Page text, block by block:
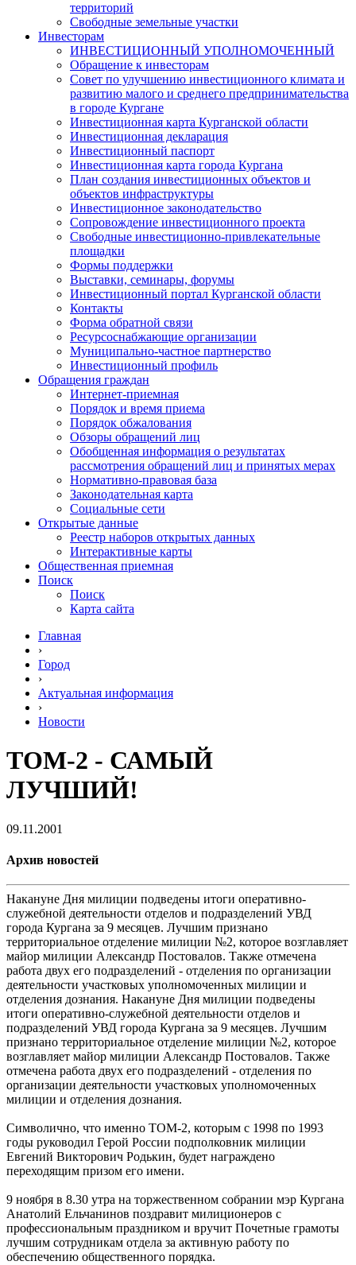
территорий
Свободные земельные участки
Инвесторам
ИНВЕСТИЦИОННЫЙ УПОЛНОМОЧЕННЫЙ
Обращение к инвесторам
Совет по улучшению инвестиционного климата и
развитию малого и среднего предпринимательства
в городе Кургане
Инвестиционная карта Курганской области
Инвестиционная декларация
Инвестиционный паспорт
Инвестиционная карта города Кургана
План создания инвестиционных объектов и
объектов инфраструктуры
Инвестиционное законодательство
Сопровождение инвестиционного проекта
Свободные инвестиционно-привлекательные
площадки
Формы поддержки
Выставки, семинары, форумы
Инвестиционный портал Курганской области
Контакты
Форма обратной связи
Ресурсоснабжающие организации
Муниципально-частное партнерство
Инвестиционный профиль
Обращения граждан
Интернет-приемная
Порядок и время приема
Порядок обжалования
Обзоры обращений лиц
Обобщенная информация о результатах
рассмотрения обращений лиц и принятых мерах
Нормативно-правовая база
Законодательная карта
Социальные сети
Открытые данные
Реестр наборов открытых данных
Интерактивные карты
Общественная приемная
Поиск
Поиск
Карта сайта
Главная
›
Город
›
Актуальная информация
›
Новости
ТОМ-2 - САМЫЙ
ЛУЧШИЙ!
09.11.2001
Архив новостей
Накануне Дня милиции подведены итоги оперативно-
служебной деятельности отделов и подразделений УВД
города Кургана за 9 месяцев. Лучшим признано
территориальное отделение милиции №2, которое возглавляет
майор милиции Александр Постовалов. Также отмечена
работа двух его подразделений - отделения по организации
деятельности участковых уполномоченных милиции и
отделения дознания. Накануне Дня милиции подведены
итоги оперативно-служебной деятельности отделов и
подразделений УВД города Кургана за 9 месяцев. Лучшим
признано территориальное отделение милиции №2, которое
возглавляет майор милиции Александр Постовалов. Также
отмечена работа двух его подразделений - отделения по
организации деятельности участковых уполномоченных
милиции и отделения дознания.
Символично, что именно ТОМ-2, которым с 1998 по 1993
годы руководил Герой России подполковник милиции
Евгений Викторович Родькин, будет награждено
переходящим призом его имени.
9 ноября в 8.30 утра на торжественном собрании мэр Кургана
Анатолий Ельчанинов поздравит милиционеров с
профессиональным праздником и вручит Почетные грамоты
лучшим сотрудникам отдела за активную работу по
обеспечению общественного порядка.